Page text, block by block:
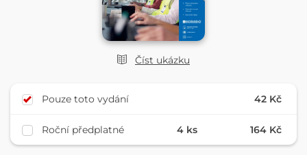
Číst ukázku
Pouze toto vydání 42 Kč
Roční předplatné 4 ks 164 Kč